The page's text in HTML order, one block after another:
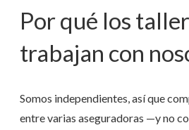
Por qué los
trabajan con
Somos independientes, así que
entre varias aseguradoras —y no